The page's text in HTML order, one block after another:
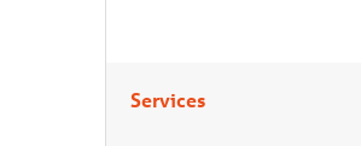
Services